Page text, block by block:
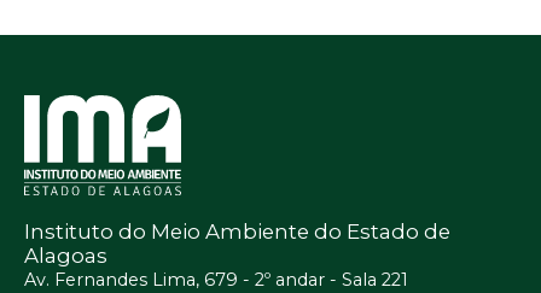
Instituto do Meio Ambiente do Estado de
Alagoas
Av. Fernandes Lima, 679 - 2º andar - Sala 221